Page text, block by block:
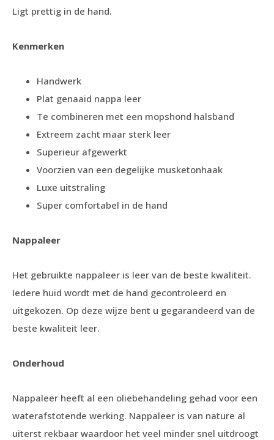
Ligt prettig in de hand.
Kenmerken
Handwerk
Plat genaaid nappa leer
Te combineren met een mopshond halsband
Extreem zacht maar sterk leer
Superieur afgewerkt
Voorzien van een degelijke musketonhaak
Luxe uitstraling
Super comfortabel in de hand
Nappaleer
Het gebruikte nappaleer is leer van de beste kwaliteit.
Iedere huid wordt met de hand gecontroleerd en
uitgekozen. Op deze wijze bent u gegarandeerd van de
beste kwaliteit leer.
Onderhoud
Nappaleer heeft al een oliebehandeling gehad voor een
waterafstotende werking. Nappaleer is van nature al
uiterst rekbaar waardoor het veel minder snel uitdroogt